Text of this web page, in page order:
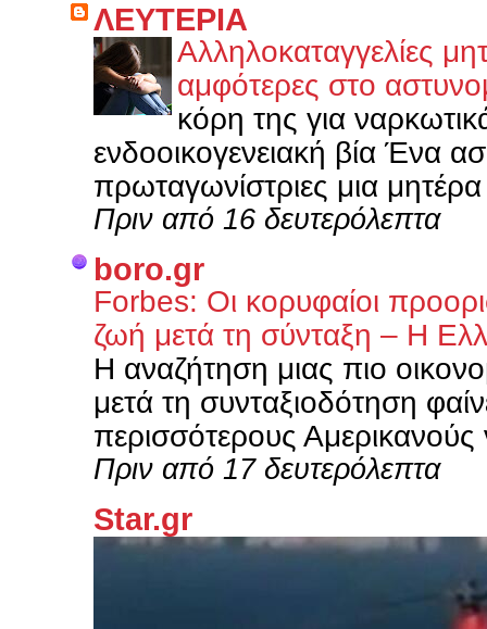
ΛΕΥΤΕΡΙΑ
Αλληλοκαταγγελίες
αμφότερες στο
κόρη της για
ενδοοικογενειακή βία Ένα
πρωταγωνίστριες μια
Πριν από 16 δευτερόλεπτα
boro.gr
Forbes: Οι κορυφαίοι
ζωή μετά τη σύνταξη – Η
Η αναζήτηση μιας πιο
μετά τη συνταξιοδότηση
περισσότερους
Πριν από 17 δευτερόλεπτα
Star.gr